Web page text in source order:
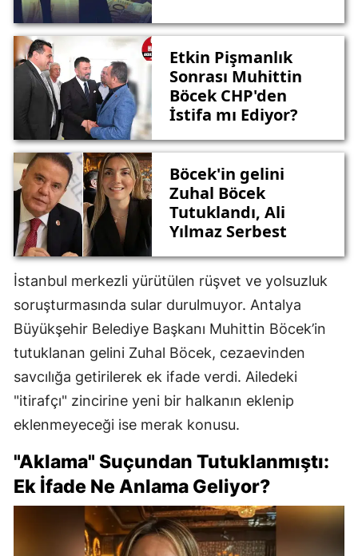
Etkin Pişmanlık
Sonrası Muhittin
Böcek CHP'den
İstifa mı Ediyor?
Böcek'in gelini
Zuhal Böcek
Tutuklandı, Ali
Yılmaz Serbest
İstanbul merkezli yürütülen rüşvet ve yolsuzluk
soruşturmasında sular durulmuyor. Antalya
Büyükşehir Belediye Başkanı Muhittin Böcek’in
tutuklanan gelini Zuhal Böcek, cezaevinden
savcılığa getirilerek ek ifade verdi. Ailedeki
"itirafçı" zincirine yeni bir halkanın eklenip
eklenmeyeceği ise merak konusu.
"Aklama" Suçundan Tutuklanmıştı:
Ek İfade Ne Anlama Geliyor?